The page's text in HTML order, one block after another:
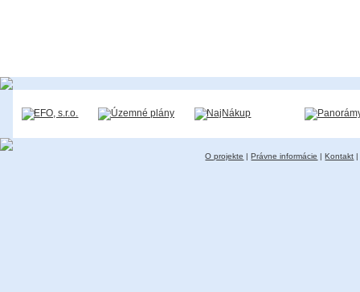
O projekte |Právne informácie |Kontakt